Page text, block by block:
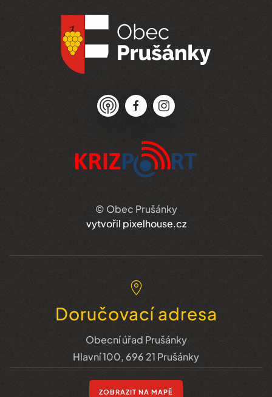
© Obec Prušánky
vytvořil pixelhouse.cz
Doručovací adresa
Obecní úřad Prušánky
Hlavní 100, 696 21 Prušánky
ZOBRAZIT NA MAPĚ